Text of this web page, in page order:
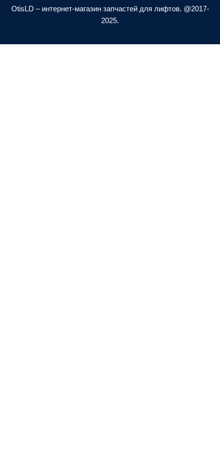
a
t
p
OtisLD – интернет-магазин запчастей для лифтов. @2017-
2025.